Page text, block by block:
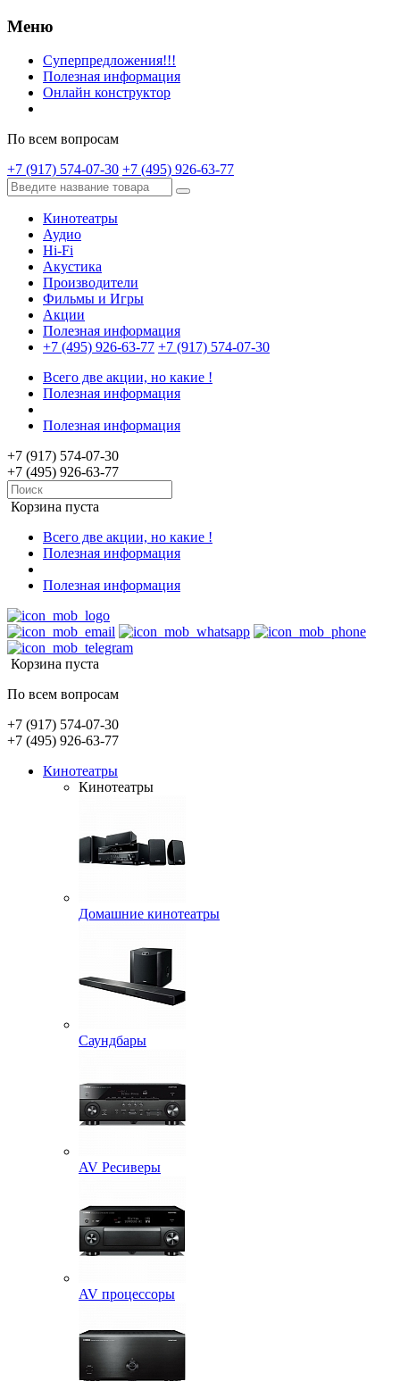
Меню
Суперпредложения!!!
Полезная информация
Онлайн конструктор
По всем вопросам
+7 (917) 574-07-30 +7 (495) 926-63-77
Кинотеатры
Аудио
Hi-Fi
Акустика
Производители
Фильмы и Игры
Акции
Полезная информация
+7 (495) 926-63-77 +7 (917) 574-07-30
Всего две акции, но какие !
Полезная информация
Полезная информация
+7 (917) 574-07-30
+7 (495) 926-63-77
Корзина пуста
Всего две акции, но какие !
Полезная информация
Полезная информация
Корзина пуста
По всем вопросам
+7 (917) 574-07-30
+7 (495) 926-63-77
Кинотеатры
Кинотеатры
Домашние кинотеатры
Саундбары
AV Ресиверы
AV процессоры